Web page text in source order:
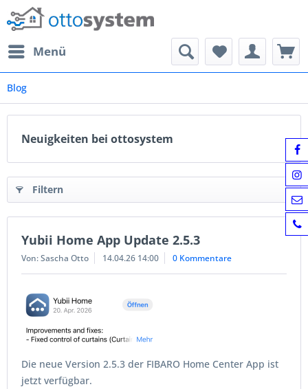
Menü
Blog
Neuigkeiten bei ottosystem
Filtern
Yubii Home App Update 2.5.3
Von: Sascha Otto 14.04.26 14:00 0 Kommentare
Die neue Version 2.5.3 der FIBARO Home Center App ist
jetzt verfügbar.